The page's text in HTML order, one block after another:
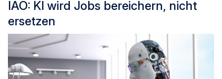
IAO: KI wird Jobs bereichern, nicht
ersetzen